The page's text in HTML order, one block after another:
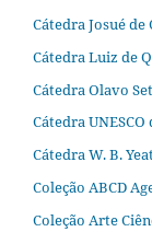
Cátedra Josué de
Cátedra Luiz de
Cátedra Olavo
Cátedra
Cátedra W. B.
Coleção ABCD
Coleção Arte